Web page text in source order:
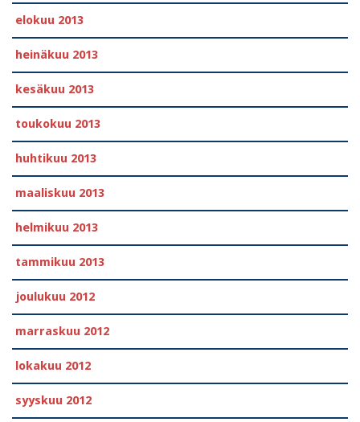
elokuu 2013
heinäkuu 2013
kesäkuu 2013
toukokuu 2013
huhtikuu 2013
maaliskuu 2013
helmikuu 2013
tammikuu 2013
joulukuu 2012
marraskuu 2012
lokakuu 2012
syyskuu 2012